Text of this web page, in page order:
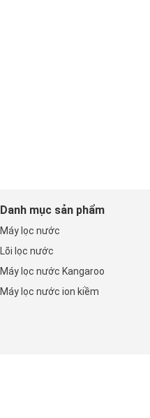
Danh mục sản phẩm
Máy lọc nước
Lõi lọc nước
Máy lọc nước Kangaroo
Máy lọc nước ion kiềm